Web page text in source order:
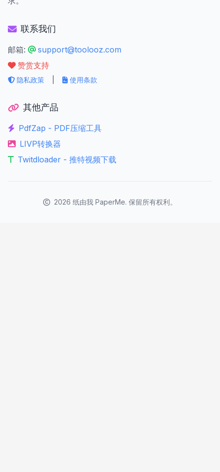
联系我们
邮箱:
support@toolooz.com
赞赏支持
隐私政策 使用条款
其他产品
PdfZap - PDF压缩工具
LIVP转换器
Twitdloader - 推特视频下载
2026 纸由我 PaperMe. 保留所有权利。